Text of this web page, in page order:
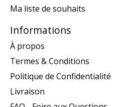
Ma liste de souhaits
Informations
À propos
Termes & Conditions
Politique de Confidentialité
Livraison